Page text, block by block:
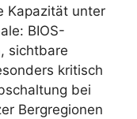
Kapazität unter
BIOS-
sichtbare
kritisch
bei
Bergregionen